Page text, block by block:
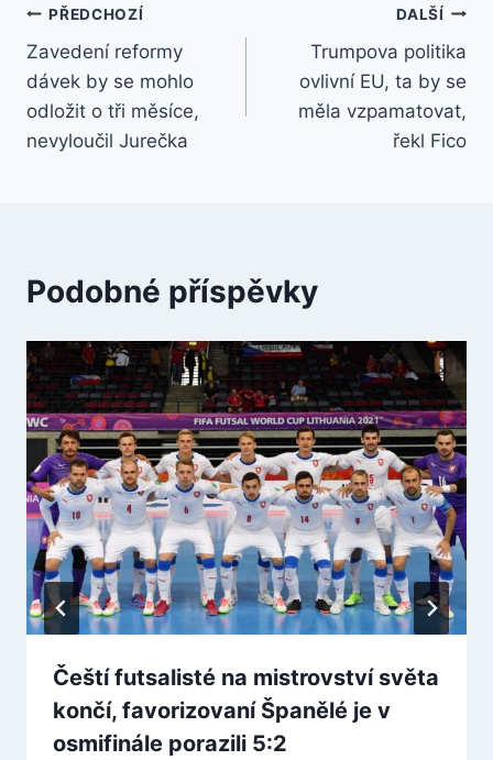
Navigace
pro
příspěvek
PŘEDCHOZÍ
Zavedení reformy
dávek by se mohlo
odložit o tři měsíce,
nevyloučil Jurečka
DALŠÍ
Trumpova politika
ovlivní EU, ta by se
měla vzpamatovat,
řekl Fico
Podobné příspěvky
Čeští futsalisté na mistrovství světa
končí, favorizovaní Španělé je v
osmifinále porazili 5:2